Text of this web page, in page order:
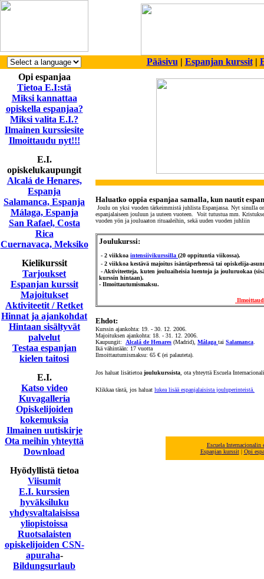
Pääsivu | Espanjan kurssit|
Opi espanjaa
Tietoa E.I:stä
Miksi kannattaa
opiskella espanjaa?
Miksi valita E.I.?
Ilmainen kurssiesite
Ilmoittaudu nyt!!!
E.I.
opiskelukaupungit
Alcalá de Henares,
Espanja
Salamanca, Espanja
Málaga, Espanja
San Rafael, Costa
Rica
Cuernavaca, Meksiko
Kielikurssit
Tarjoukset
Espanjan kurssit
Majoitukset
Aktiviteetit / Retket
Hinnat ja ajankohdat
Hintaan sisältyvät
palvelut
Testaa espanjan
kielen taitosi
E.I.
Katso video
Kuvagalleria
Opiskelijoiden
kokemuksia
Ilmainen uutiskirje
Ota meihin yhteyttä
Download
Hyödyllistä tietoa
Viisumit
E.I. kurssien
hyväksiluku
yhdysvaltalaisissa
yliopistoissa
Ruotsalaisten
opiskelijoiden CSN-
apuraha-
Bildungsurlaub
Haluatko oppia espanjaa samalla, kun nautit
Joulu on yksi vuoden tärkeimmistä juhlista Espanjassa. Nyt sinulla
espanjalaiseen jouluun ja uuteen vuoteen. Voit tutustua mm.
vuoden yön ja jouluaaton rituaaleihin, sekä uuden vuoden juhliin
Joulukurssi:
- 2 viikkoa intensiivikurssilla (20 oppituntia viikossa).
- 2 viikkoa kestävä majoitus isäntäperheessä tai opiskelija-
- Aktiviteetteja, kuten jouluaiheisia luentoja ja jouluruokaa
kurssin hintaan).
- Ilmoittautumismaksu.
Ehdot:
Kurssin ajankohta: 19. - 30. 12. 2006.
Majoituksen ajankohta: 18. - 31. 12. 2006.
Kaupungit: Alcalá de Henares (Madrid), Málaga tai Salamanca
Ikä vähintään: 17 vuotta
Ilmoittautumismaksu: 65 € (ei palauteta).
Jos haluat lisätietoa joulukurssista , ota yhteyttä Escuela
Klikkaa tästä, jos haluat lukea lisää espanjalaisista jouluperinteistä.
Escuela
Espanjankurssit| Opi